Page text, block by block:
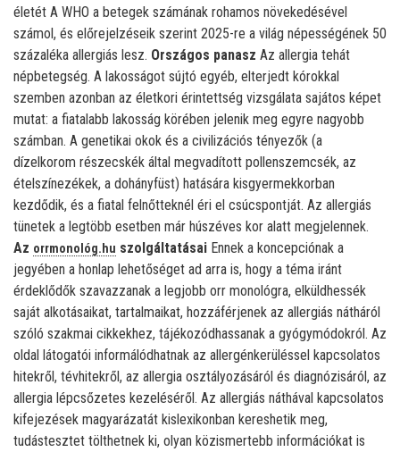
életét A WHO a betegek számának rohamos növekedésével
számol, és előrejelzéseik szerint 2025-re a világ népességének 50
százaléka allergiás lesz. Országos panasz Az allergia tehát
népbetegség. A lakosságot sújtó egyéb, elterjedt kórokkal
szemben azonban az életkori érintettség vizsgálata sajátos képet
mutat: a fiatalabb lakosság körében jelenik meg egyre nagyobb
számban. A genetikai okok és a civilizációs tényezők (a
dízelkorom részecskék által megvadított pollenszemcsék, az
ételszínezékek, a dohányfüst) hatására kisgyermekkorban
kezdődik, és a fiatal felnőtteknél éri el csúcspontját. Az allergiás
tünetek a legtöbb esetben már húszéves kor alatt megjelennek.
Az orrmonológ.hu szolgáltatásai Ennek a koncepciónak a
jegyében a honlap lehetőséget ad arra is, hogy a téma iránt
érdeklődők szavazzanak a legjobb orr monológra, elküldhessék
saját alkotásaikat, tartalmaikat, hozzáférjenek az allergiás nátháról
szóló szakmai cikkekhez, tájékozódhassanak a gyógymódokról. Az
oldal látogatói informálódhatnak az allergénkerüléssel kapcsolatos
hitekről, tévhitekről, az allergia osztályozásáról és diagnózisáról, az
allergia lépcsőzetes kezeléséről. Az allergiás náthával kapcsolatos
kifejezések magyarázatát kislexikonban kereshetik meg,
tudástesztet tölthetnek ki, olyan közismertebb információkat is